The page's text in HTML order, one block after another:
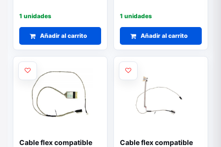
1 unidades
Añadir al carrito
1 unidades
Añadir al carrito
Cable flex compatible
Cable flex compatible